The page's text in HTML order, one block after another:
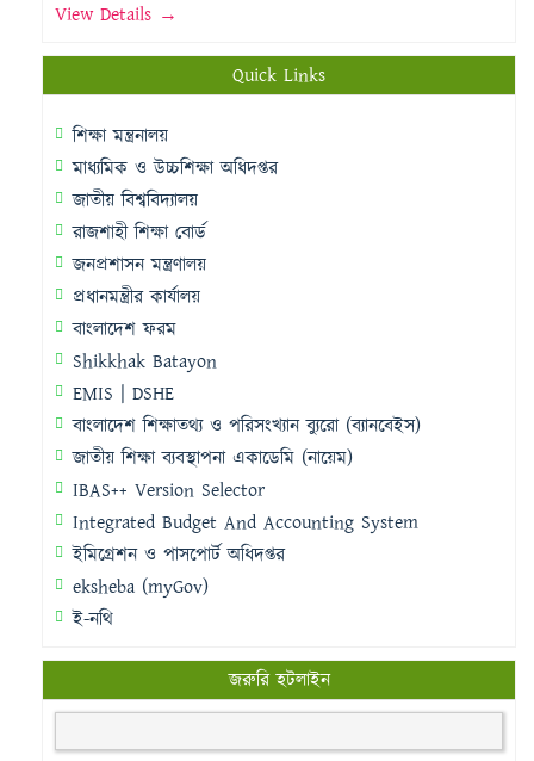
View Details →
Quick Links
শিক্ষা মন্ত্রনালয়
মাধ্যমিক ও উচ্চশিক্ষা অধিদপ্তর
জাতীয় বিশ্ববিদ্যালয়
রাজশাহী শিক্ষা বোর্ড
জনপ্রশাসন মন্ত্রণালয়
প্রধানমন্ত্রীর কার্যালয়
বাংলাদেশ ফরম
Shikkhak Batayon
EMIS | DSHE
বাংলাদেশ শিক্ষাতথ্য ও পরিসংখ্যান ব্যুরো (ব্যানবেইস)
জাতীয় শিক্ষা ব্যবস্থাপনা একাডেমি (নায়েম)
IBAS++ Version Selector
Integrated Budget And Accounting System
ইমিগ্রেশন ও পাসপোর্ট অধিদপ্তর
eksheba (myGov)
ই-নথি
জরুরি হটলাইন